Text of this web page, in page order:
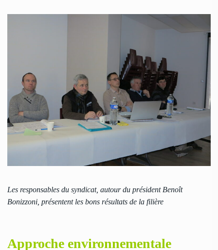
Les responsables du syndicat, autour du président Benoît
Bonizzoni, présentent les bons résultats de la filière
Approche environnementale